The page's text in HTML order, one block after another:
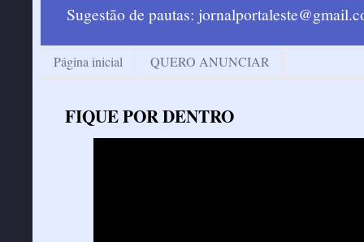
Sugestão de pautas:
Página inicial QUERO ANUNCIAR
FIQUE POR DENTRO